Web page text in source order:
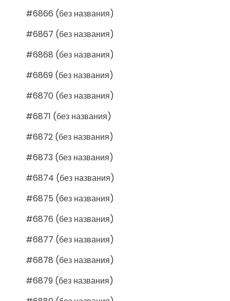
#6866 (без названия)
#6867 (без названия)
#6868 (без названия)
#6869 (без названия)
#6870 (без названия)
#6871 (без названия)
#6872 (без названия)
#6873 (без названия)
#6874 (без названия)
#6875 (без названия)
#6876 (без названия)
#6877 (без названия)
#6878 (без названия)
#6879 (без названия)